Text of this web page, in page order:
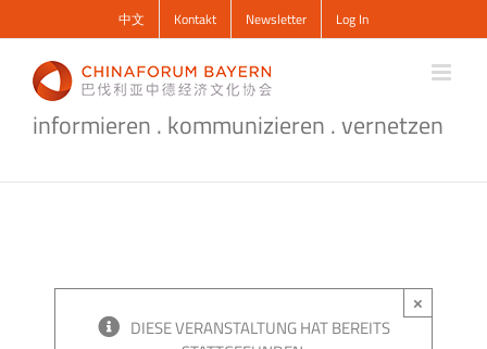
Inhalt
springen
中文 Kontakt Newsletter Log In
informieren . kommunizieren . vernetzen
×
DIESE VERANSTALTUNG HAT BEREITS